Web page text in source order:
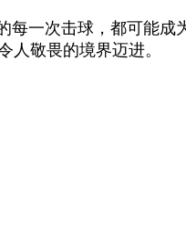
每一次击球，都可能成
敬畏的境界迈进。